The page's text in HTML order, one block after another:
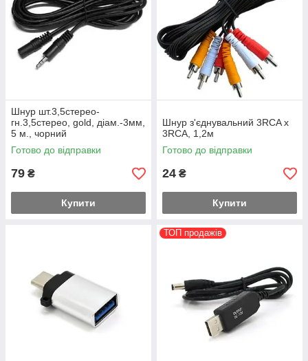
Шнур шт.3,5стерео-
гн.3,5стерео, gold, діам.-3мм,
5 м., чорний
Готово до відправки
79 ₴
Купити
Шнур з'єднувальний 3RCA х
3RCA, 1,2м
Готово до відправки
24 ₴
Купити
ТОП продажів